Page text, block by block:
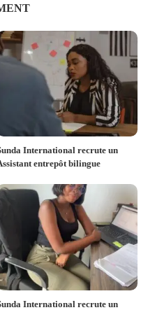
International recrute un
entrepôt bilingue
International recrute un